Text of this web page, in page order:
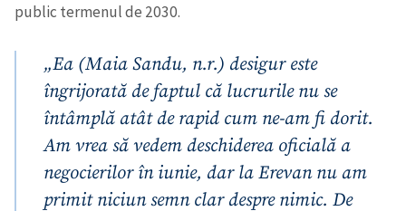
public termenul de 2030.
„Ea (Maia Sandu, n.r.) desigur este
îngrijorată de faptul că lucrurile nu se
întâmplă atât de rapid cum ne-am fi dorit.
Am vrea să vedem deschiderea oficială a
negocierilor în iunie, dar la Erevan nu am
primit niciun semn clar despre nimic. De